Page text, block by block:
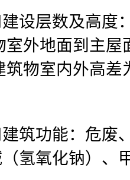
层数及高度
室外地面到主
筑物室内外高差
功能：危废
氢氧化钠）、